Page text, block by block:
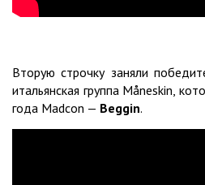
Вторую строчку заняли
итальянская группа Måneskin,
года Madcon — Beggin.